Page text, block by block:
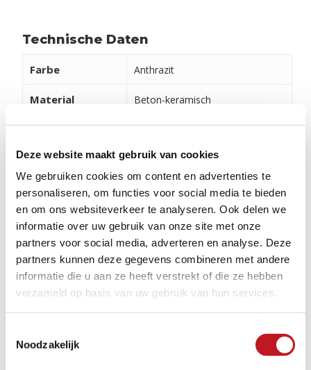
Deze website maakt gebruik van cookies
We gebruiken cookies om content en advertenties te
personaliseren, om functies voor social media te bieden
en om ons websiteverkeer te analyseren. Ook delen we
informatie over uw gebruik van onze site met onze
partners voor social media, adverteren en analyse. Deze
partners kunnen deze gegevens combineren met andere
informatie die u aan ze heeft verstrekt of die ze hebben
verzameld op basis van uw gebruik van hun services.
Noodzakelijk
Technische Daten
Farbe Anthrazit
Material Beton-keramisch
Glätte R 11
Passend für Balkon, Garten
Liefereinheit m
Verarbeitung und Pflege
Damit Ihre Produkte lange schön aussehen, ist die
richtige Pflege wichtig. Klicken Sie dazu auf den
Button unten, um unsere Tipps, Videos und Hinweise
zu erhalten. Verschiedene Installationsbeispiele